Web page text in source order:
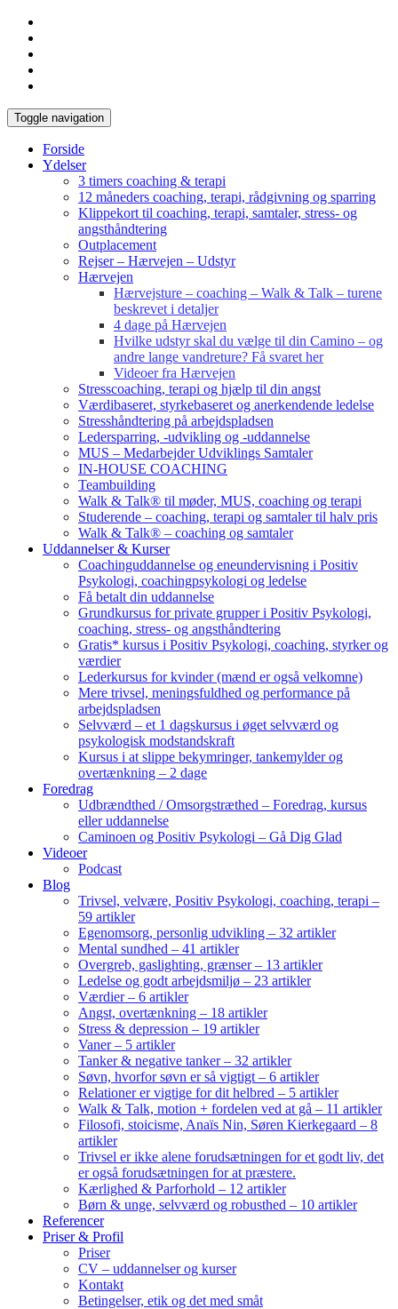
Toggle navigation
Forside
Ydelser
3 timers coaching & terapi
12 måneders coaching, terapi, rådgivning og sparring
Klippekort til coaching, terapi, samtaler, stress- og
angsthåndtering
Outplacement
Rejser – Hærvejen – Udstyr
Hærvejen
Hærvejsture – coaching – Walk & Talk – turene
beskrevet i detaljer
4 dage på Hærvejen
Hvilke udstyr skal du vælge til din Camino – og
andre lange vandreture? Få svaret her
Videoer fra Hærvejen
Stresscoaching, terapi og hjælp til din angst
Værdibaseret, styrkebaseret og anerkendende ledelse
Stresshåndtering på arbejdspladsen
Ledersparring, -udvikling og -uddannelse
MUS – Medarbejder Udviklings Samtaler
IN-HOUSE COACHING
Teambuilding
Walk & Talk® til møder, MUS, coaching og terapi
Studerende – coaching, terapi og samtaler til halv pris
Walk & Talk® – coaching og samtaler
Uddannelser & Kurser
Coachinguddannelse og eneundervisning i Positiv
Psykologi, coachingpsykologi og ledelse
Få betalt din uddannelse
Grundkursus for private grupper i Positiv Psykologi,
coaching, stress- og angsthåndtering
Gratis* kursus i Positiv Psykologi, coaching, styrker og
værdier
Lederkursus for kvinder (mænd er også velkomne)
Mere trivsel, meningsfuldhed og performance på
arbejdspladsen
Selvværd – et 1 dagskursus i øget selvværd og
psykologisk modstandskraft
Kursus i at slippe bekymringer, tankemylder og
overtænkning – 2 dage
Foredrag
Udbrændthed / Omsorgstræthed – Foredrag, kursus
eller uddannelse
Caminoen og Positiv Psykologi – Gå Dig Glad
Videoer
Podcast
Blog
Trivsel, velvære, Positiv Psykologi, coaching, terapi –
59 artikler
Egenomsorg, personlig udvikling – 32 artikler
Mental sundhed – 41 artikler
Overgreb, gaslighting, grænser – 13 artikler
Ledelse og godt arbejdsmiljø – 23 artikler
Værdier – 6 artikler
Angst, overtænkning – 18 artikler
Stress & depression – 19 artikler
Vaner – 5 artikler
Tanker & negative tanker – 32 artikler
Søvn, hvorfor søvn er så vigtigt – 6 artikler
Relationer er vigtige for dit helbred – 5 artikler
Walk & Talk, motion + fordelen ved at gå – 11 artikler
Filosofi, stoicisme, Anaïs Nin, Søren Kierkegaard – 8
artikler
Trivsel er ikke alene forudsætningen for et godt liv, det
er også forudsætningen for at præstere.
Kærlighed & Parforhold – 12 artikler
Børn & unge, selvværd og robusthed – 10 artikler
Referencer
Priser & Profil
Priser
CV – uddannelser og kurser
Kontakt
Betingelser, etik og det med småt